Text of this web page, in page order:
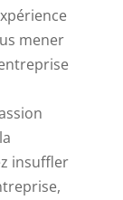
mener
insuffler